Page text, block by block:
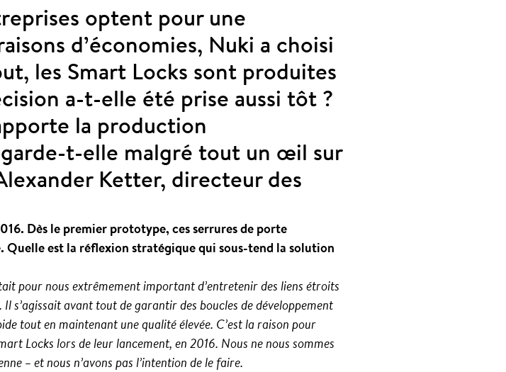
optent pour une
d’économies, Nuki a choisi
les Smart Locks sont produites
a-t-elle été prise aussi tôt ?
la production
t-elle malgré tout un œil sur
Ketter, directeur des
Dès le premier prototype, ces serrures de porte
est la réflexion stratégique qui sous-tend la solution
pour nous extrêmement important d’entretenir des liens étroits
s’agissait avant tout de garantir des boucles de développement
tout en maintenant une qualité élevée. C’est la raison pour
Locks lors de leur lancement, en 2016. Nous ne nous sommes
– et nous n’avons pas l’intention de le faire.